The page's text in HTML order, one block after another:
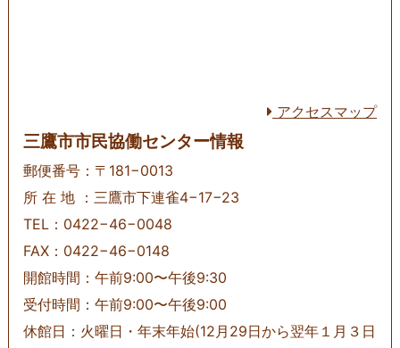
アクセスマップ
三鷹市市民協働センター情報
郵便番号：〒181−0013
所 在 地 ：三鷹市下連雀4−17−23
TEL：0422−46−0048
FAX：0422−46−0148
開館時間：午前9:00〜午後9:30
受付時間：午前9:00〜午後9:00
休館日：火曜日・年末年始(12月29日から翌年１月３日